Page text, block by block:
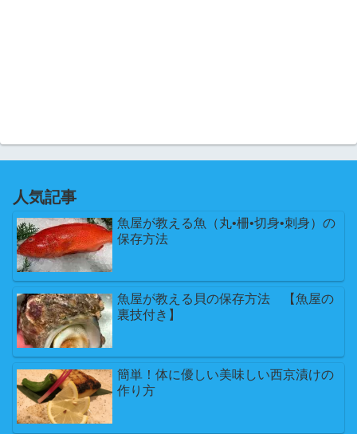
人気記事
魚屋が教える魚（丸•柵•切身•刺身）の
保存方法
魚屋が教える貝の保存方法 【魚屋の
裏技付き】
簡単！体に優しい美味しい西京漬けの
作り方